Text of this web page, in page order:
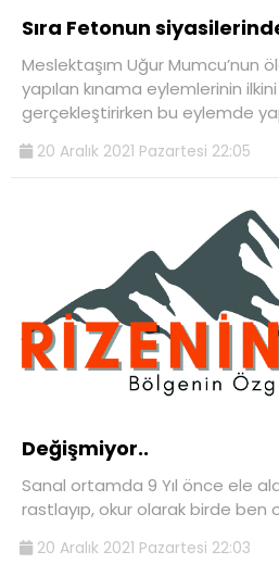
Sıra Fetonun
Meslektaşım Uğur Mumcu’nun
yapılan kınama eylemlerinin
gerçekleştirirken bu eylemde
20 Aralık 2021 Pazartesi 22:05
Değişmiyor..
Sanal ortamda 9 Yıl önce ele
rastlayıp, okur olarak birde ben
20 Aralık 2021 Pazartesi 22:03